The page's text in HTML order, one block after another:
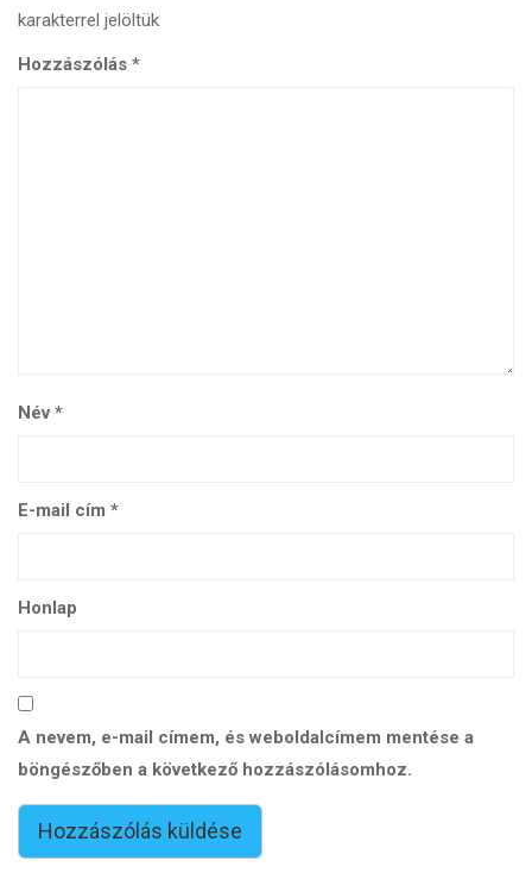
karakterrel jelöltük
Hozzászólás *
Név*
E-mail cím *
Honlap
A nevem, e-mail címem, és weboldalcímem mentése a
böngészőben a következő hozzászólásomhoz.